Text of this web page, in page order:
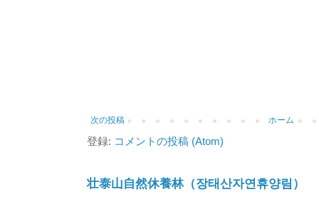
次の投稿 ホーム
登録: コメントの投稿 (Atom)
壮泰山自然休養林（장태산자연휴양림）